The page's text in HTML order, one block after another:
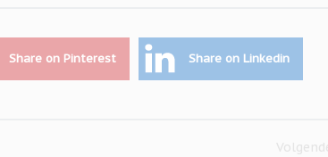
Share on Pinterest Share on Linkedin